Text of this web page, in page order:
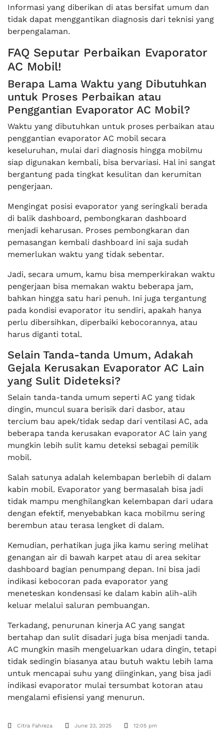
Informasi yang diberikan di atas bersifat umum dan
tidak dapat menggantikan diagnosis dari teknisi yang
berpengalaman.
FAQ Seputar Perbaikan Evaporator
AC Mobil!
Berapa Lama Waktu yang Dibutuhkan
untuk Proses Perbaikan atau
Penggantian Evaporator AC Mobil?
Waktu yang dibutuhkan untuk proses perbaikan atau
penggantian evaporator AC mobil secara
keseluruhan, mulai dari diagnosis hingga mobilmu
siap digunakan kembali, bisa bervariasi. Hal ini sangat
bergantung pada tingkat kesulitan dan kerumitan
pengerjaan.
Mengingat posisi evaporator yang seringkali berada
di balik dashboard, pembongkaran dashboard
menjadi keharusan. Proses pembongkaran dan
pemasangan kembali dashboard ini saja sudah
memerlukan waktu yang tidak sebentar.
Jadi, secara umum, kamu bisa memperkirakan waktu
pengerjaan bisa memakan waktu beberapa jam,
bahkan hingga satu hari penuh. Ini juga tergantung
pada kondisi evaporator itu sendiri, apakah hanya
perlu dibersihkan, diperbaiki kebocorannya, atau
harus diganti total.
Selain Tanda-tanda Umum, Adakah
Gejala Kerusakan Evaporator AC Lain
yang Sulit Dideteksi?
Selain tanda-tanda umum seperti AC yang tidak
dingin, muncul suara berisik dari dasbor, atau
tercium bau apek/tidak sedap dari ventilasi AC, ada
beberapa tanda kerusakan evaporator AC lain yang
mungkin lebih sulit kamu deteksi sebagai pemilik
mobil.
Salah satunya adalah kelembapan berlebih di dalam
kabin mobil. Evaporator yang bermasalah bisa jadi
tidak mampu menghilangkan kelembapan dari udara
dengan efektif, menyebabkan kaca mobilmu sering
berembun atau terasa lengket di dalam.
Kemudian, perhatikan juga jika kamu sering melihat
genangan air di bawah karpet atau di area sekitar
dashboard bagian penumpang depan. Ini bisa jadi
indikasi kebocoran pada evaporator yang
meneteskan kondensasi ke dalam kabin alih-alih
keluar melalui saluran pembuangan.
Terkadang, penurunan kinerja AC yang sangat
bertahap dan sulit disadari juga bisa menjadi tanda.
AC mungkin masih mengeluarkan udara dingin, tetapi
tidak sedingin biasanya atau butuh waktu lebih lama
untuk mencapai suhu yang diinginkan, yang bisa jadi
indikasi evaporator mulai tersumbat kotoran atau
mengalami efisiensi yang menurun.
Citra Fahreza June 23, 2025 12:05 pm